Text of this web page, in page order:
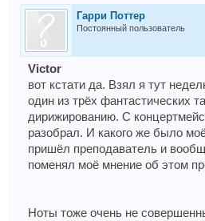
Гарри Поттер
Постоянный пользователь
Victor
вот кстати да. Взял я тут
один из трёх фантастических
дирижированию. С
разобрал. И какого же было
пришёл преподаватель и
поменял моё мнение об этом
Ноты тоже очень не